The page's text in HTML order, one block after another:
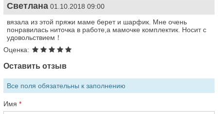
Светлана 01.10.2018 09:00
вязала из этой пряжи маме берет и шарфик. Мне очень
понравилась ниточка в работе,а мамочке комплектик. Носит с
удовольствием！
Оценка:
Оставить отзыв
Все поля обязательны к заполнению
Имя